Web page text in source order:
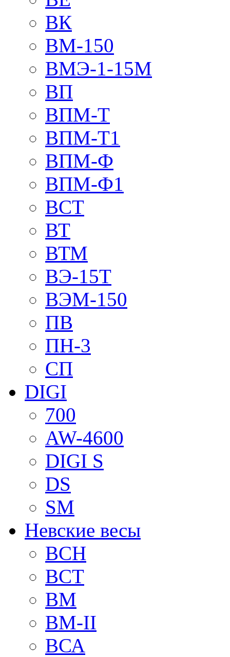
ВК
ВМ-150
ВМЭ-1-15М
ВП
ВПМ-Т
ВПМ-Т1
ВПМ-Ф
ВПМ-Ф1
ВСТ
ВТ
ВТМ
ВЭ-15Т
ВЭМ-150
ПВ
ПН-3
СП
DIGI
700
AW-4600
DIGI S
DS
SM
Невские весы
BCH
BCT
BM
BM-II
ВСА